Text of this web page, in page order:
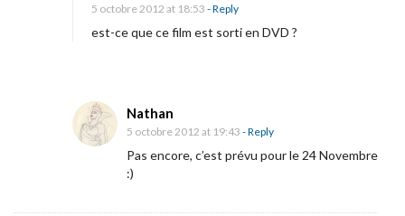
5 octobre 2012 at 18:53 - Reply
est-ce que ce film est sorti en DVD ?
Nathan
5 octobre 2012 at 19:43 - Reply
Pas encore, c’est prévu pour le 24 Novembre
:)